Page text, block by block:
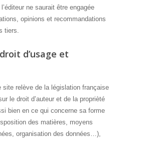
ne saurait être engagée
opinions et recommandations
tiers.
d’usage et
site relève de la législation française
le droit d’auteur et de la proprièté
bien en ce qui concerne sa forme
des matières, moyens
organisation des données…),